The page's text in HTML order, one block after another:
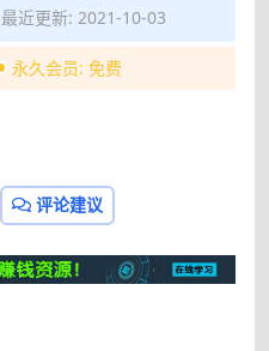
最近更新: 2021-10-03
永久会员: 免费
评论建议